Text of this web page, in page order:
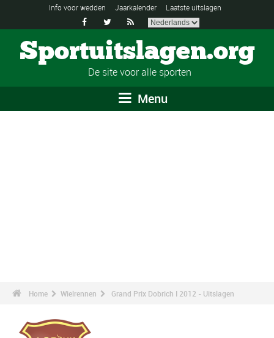
Info voor wedden Jaarkalender Laatste uitslagen
  
Sportuitslagen.org
De site voor alle sporten
Menu
Home Wielrennen Grand Prix Dobrich I 2012 - Uitslagen